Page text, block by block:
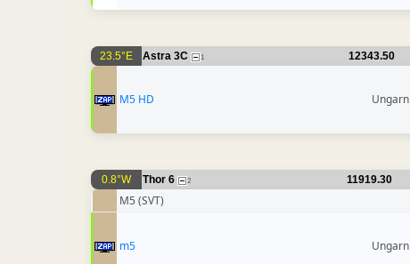
23.5°E Astra 3C 1 12343.50
M5 HD Ungarn
0.8°W Thor 6 2 11919.30
M5 (SVT)
m5 Ungarn